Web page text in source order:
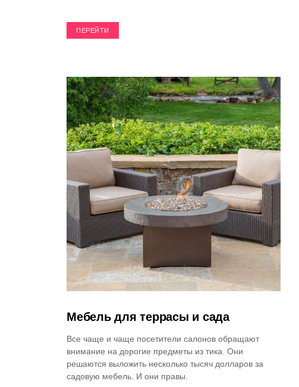
ПЕРЕЙТИ
Мебель для террасы и сада
Все чаще и чаще посетители салонов обращают
внимание на дорогие предметы из тика. Они
решаются выложить несколько тысяч долларов за
садовую мебель. И они правы.